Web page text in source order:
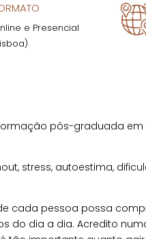
e Presencial
pós-graduada
stress, autoestima,
cada pessoa possa
do dia a dia. Acredito